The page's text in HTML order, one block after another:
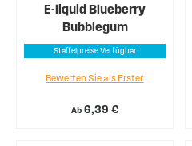
E-liquid Blueberry
Bubblegum
Staffelpreise Verfügbar
Ab 6,39 €
Bewerten Sie als Erster